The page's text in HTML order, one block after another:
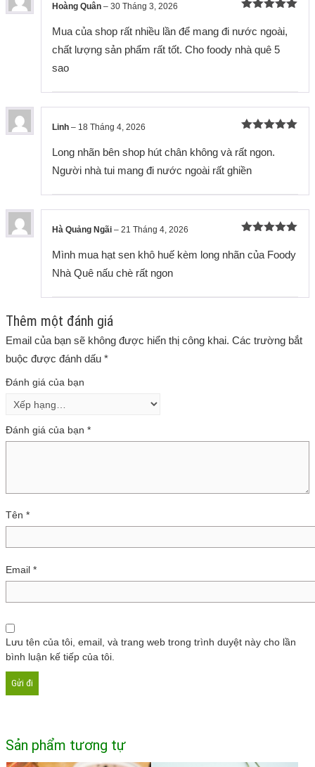
hạng55
Hoàng Quân – 30 Tháng 3, 2026
Mua của shop rất nhiều lần để mang đi nước ngoài,
chất lượng sản phẩm rất tốt. Cho foody nhà quê 5
sao
hạng5
sao
Linh – 18 Tháng 4, 2026
Long nhãn bên shop hút chân không và rất ngon.
Người nhà tui mang đi nước ngoài rất ghiền
hạng55
Hà Quảng Ngãi – 21 Tháng 4, 2026
Mình mua hạt sen khô huế kèm long nhãn của Foody
Nhà Quê nấu chè rất ngon
Thêm một đánh giá
Email của bạn sẽ không được hiển thị công khai. Các trường bắt
buộc được đánh dấu *
Đánh giá của bạn
Đánh giá của bạn *
Tên *
Email *
Lưu tên của tôi, email, và trang web trong trình duyệt này cho lần
bình luận kế tiếp của tôi.
Sản phẩm tương tự